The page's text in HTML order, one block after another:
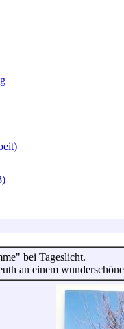
bei Tageslicht.
an einem